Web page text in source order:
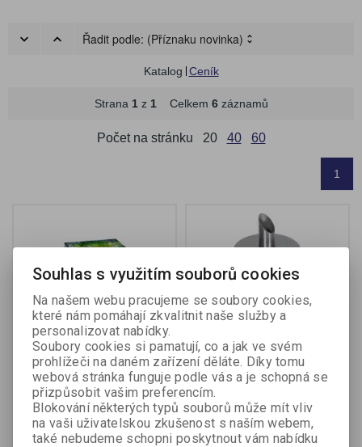
Řadit podle: (Příznaku novinka)
Katalog Ceník
Strana 1z 1Celkem 6záznamů
Počet na stránku 20 40 60
1
Párátka - hygienicky
balená / 1000 ks
Katalogové číslo:533240
Cukřenka CONTACTO -
0,225 l
Katalogové číslo:850391
Souhlas s využitím souborů cookies
Na našem webu pracujeme se soubory cookies,
které nám pomáhají zkvalitnit naše služby a
personalizovat nabídky.
Soubory cookies si pamatují, co a jak ve svém
prohlížeči na daném zařízení děláte. Díky tomu
webová stránka funguje podle vás a je schopná se
přizpůsobit vašim preferencím.
Blokování některých typů souborů může mít vliv
na vaši uživatelskou zkušenost s naším webem,
také nebudeme schopni poskytnout vám nabídku